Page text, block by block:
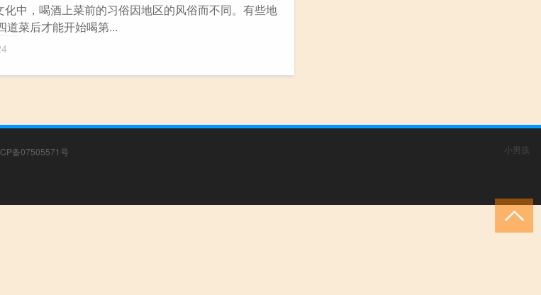
中，喝酒上菜前的习俗因地区的风俗而不同。有些地
道菜后才能开始喝第...
备07505571号
小男孩